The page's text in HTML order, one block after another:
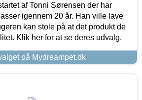
af Tonni Sørensen der har
igennem 20 år. Han ville lave
kan stole på at det produkt de
Klik her for at se deres udvalg.
på Mydreampet.dk